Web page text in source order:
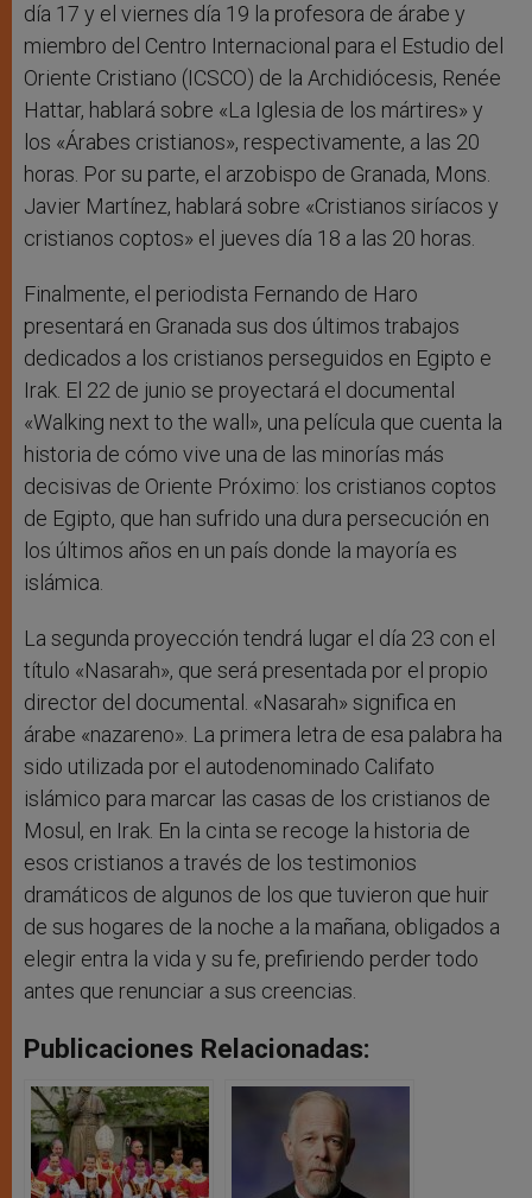
día 17 y el viernes día 19 la profesora de árabe y
miembro del Centro Internacional para el Estudio del
Oriente Cristiano (ICSCO) de la Archidiócesis, Renée
Hattar, hablará sobre «La Iglesia de los mártires» y
los «Árabes cristianos», respectivamente, a las 20
horas. Por su parte, el arzobispo de Granada, Mons.
Javier Martínez, hablará sobre «Cristianos siríacos y
cristianos coptos» el jueves día 18 a las 20 horas.
Finalmente, el periodista Fernando de Haro
presentará en Granada sus dos últimos trabajos
dedicados a los cristianos perseguidos en Egipto e
Irak. El 22 de junio se proyectará el documental
«Walking next to the wall», una película que cuenta la
historia de cómo vive una de las minorías más
decisivas de Oriente Próximo: los cristianos coptos
de Egipto, que han sufrido una dura persecución en
los últimos años en un país donde la mayoría es
islámica.
La segunda proyección tendrá lugar el día 23 con el
título «Nasarah», que será presentada por el propio
director del documental. «Nasarah» significa en
árabe «nazareno». La primera letra de esa palabra ha
sido utilizada por el autodenominado Califato
islámico para marcar las casas de los cristianos de
Mosul, en Irak. En la cinta se recoge la historia de
esos cristianos a través de los testimonios
dramáticos de algunos de los que tuvieron que huir
de sus hogares de la noche a la mañana, obligados a
elegir entra la vida y su fe, prefiriendo perder todo
antes que renunciar a sus creencias.
Publicaciones Relacionadas: